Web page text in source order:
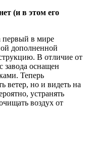
(и в этом его
первый в мире
дополненной
В отличие от
завода оснащен
Теперь
ветер, но и видеть на
устранять
воздух от